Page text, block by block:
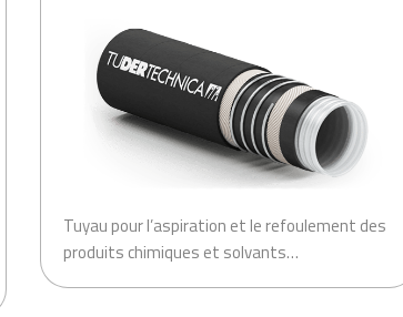
Tuyau pour l’aspiration et le refoulement des
produits chimiques et solvants…